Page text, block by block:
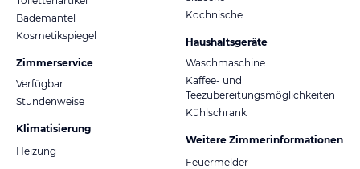
Bademantel
Kosmetikspiegel
Zimmerservice
Verfügbar
Stundenweise
Klimatisierung
Heizung
Kochnische
Haushaltsgeräte
Waschmaschine
Kaffee- und
Teezubereitungsmöglichkeiten
Kühlschrank
Weitere Zimmerinformationen
Feuermelder